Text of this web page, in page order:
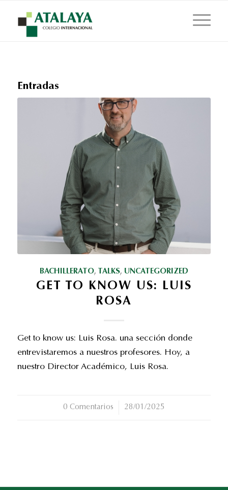
Entradas
BACHILLERATO, TALKS, UNCATEGORIZED
GET TO KNOW US: LUIS
ROSA
Get to know us: Luis Rosa. una sección donde
entrevistaremos a nuestros profesores. Hoy, a
nuestro Director Académico, Luis Rosa.
0 Comentarios
/ 28/01/2025